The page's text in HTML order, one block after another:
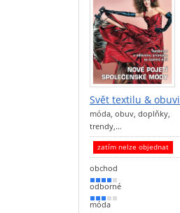
Svět textilu & obuvi
móda, obuv, doplňky,
trendy,…
zatím nelze objednat
obchod
80 %
odborné
50 %
móda